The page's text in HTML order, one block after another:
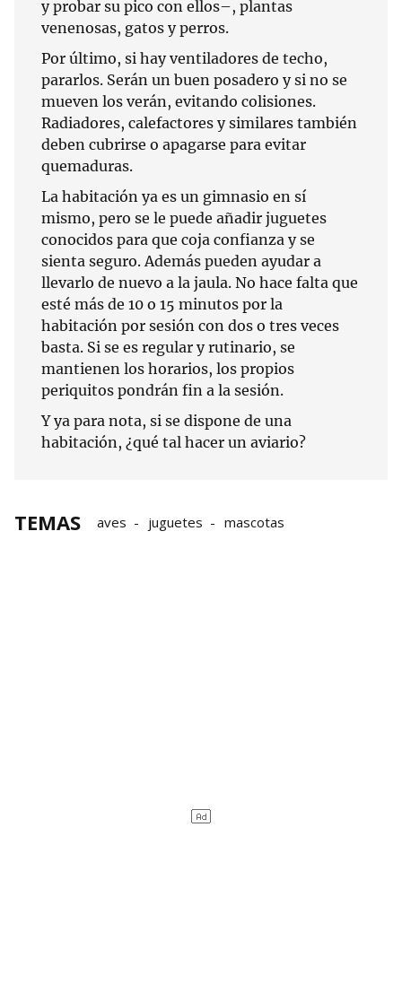
y probar su pico con ellos–, plantas
venenosas, gatos y perros.
Por último, si hay ventiladores de techo,
pararlos. Serán un buen posadero y si no se
mueven los verán, evitando colisiones.
Radiadores, calefactores y similares también
deben cubrirse o apagarse para evitar
quemaduras.
La habitación ya es un gimnasio en sí
mismo, pero se le puede añadir juguetes
conocidos para que coja confianza y se
sienta seguro. Además pueden ayudar a
llevarlo de nuevo a la jaula. No hace falta que
esté más de 10 o 15 minutos por la
habitación por sesión con dos o tres veces
basta. Si se es regular y rutinario, se
mantienen los horarios, los propios
periquitos pondrán fin a la sesión.
Y ya para nota, si se dispone de una
habitación, ¿qué tal hacer un aviario?
TEMAS aves juguetes mascotas